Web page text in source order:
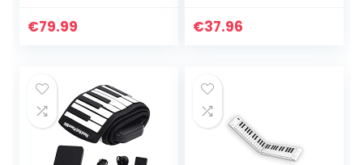
ard Piano Note
€79.99
toetsenbord
Adecuado…
€37.96